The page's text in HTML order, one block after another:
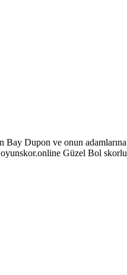
Dupon ve onun adamlarına
oyunskor.online Güzel Bol